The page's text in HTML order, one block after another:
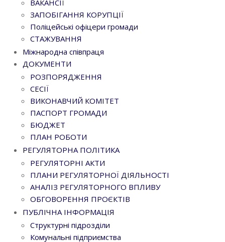
ВАКАНСІЇ
ЗАПОБІГАННЯ КОРУПЦІЇ
Поліцейські офіцери громади
СТАЖУВАННЯ
Міжнародна співпраця
ДОКУМЕНТИ
РОЗПОРЯДЖЕННЯ
СЕСІЇ
ВИКОНАВЧИЙ КОМІТЕТ
ПАСПОРТ ГРОМАДИ
БЮДЖЕТ
ПЛАН РОБОТИ
РЕГУЛЯТОРНА ПОЛІТИКА
РЕГУЛЯТОРНІ АКТИ
ПЛАНИ РЕГУЛЯТОРНОЇ ДІЯЛЬНОСТІ
АНАЛІЗ РЕГУЛЯТОРНОГО ВПЛИВУ
ОБГОВОРЕННЯ ПРОЄКТІВ
ПУБЛІЧНА ІНФОРМАЦІЯ
Структурні підрозділи
Комунальні підприємства